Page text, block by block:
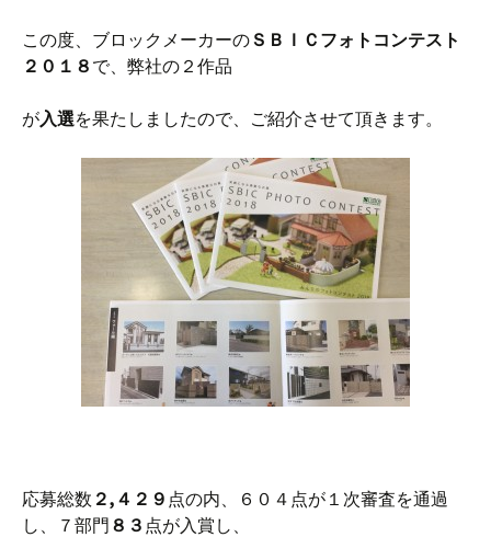
動
この度、ブロックメーカーのＳＢＩＣフォトコンテスト
２０１８ で、弊社の２作品
が入選を果たしましたので、ご紹介させて頂きます。
応募総数 ２,４２９ 点の内、６０４点が１次審査を通過
し、７部門 ８３ 点が入賞し、